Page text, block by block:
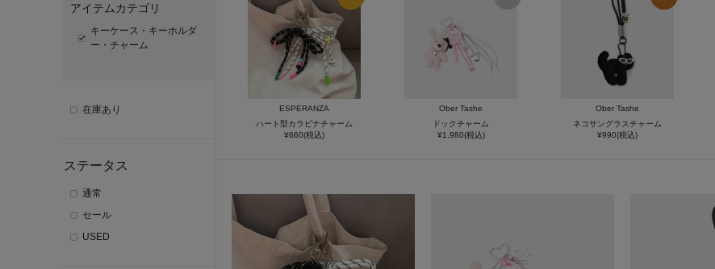
アイテムカテゴリ
キーケース・キーホルダ
ー・チャーム
在庫あり
ステータス
通常
セール
USED
ESPERANZA
ハート型カラビナチャーム
¥660(税込)
Ober Tashe
ドックチャーム
¥1,980(税込)
Ober Tashe
ネコサングラスチャーム
¥990(税込)